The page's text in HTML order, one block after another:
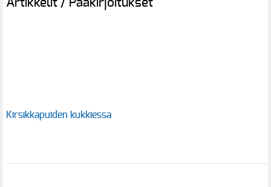
Artikkelit / Pääkirjoitukset
Kirsikkapuiden kukkiessa